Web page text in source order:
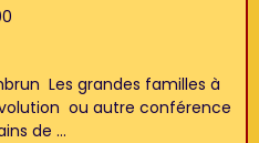
Les grandes familles à
ou autre conférence
de ...